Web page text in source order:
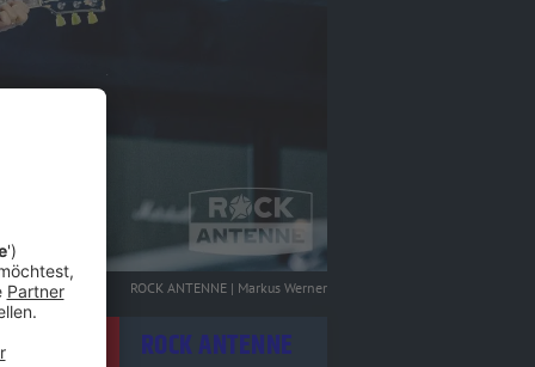
ROCK ANTENNE | Markus Werner
- ROCK ANTENNE LiveROCK ANTENNE